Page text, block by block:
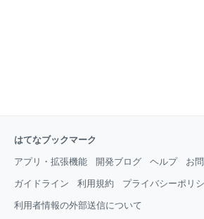
はてなブックマーク
アプリ・拡張機能 開発ブログ ヘルプ お
ガイドライン 利用規約 プライバシーポリ
利用者情報の外部送信について